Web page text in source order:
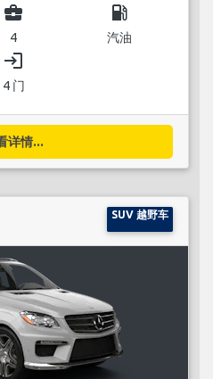
business_center
4
local_gas_station
汽油
login
4 门
详情...
SUV 越野车